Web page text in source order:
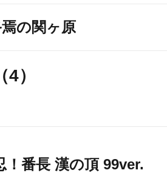
の関ヶ原
）
！番長 漢の頂 99ver.